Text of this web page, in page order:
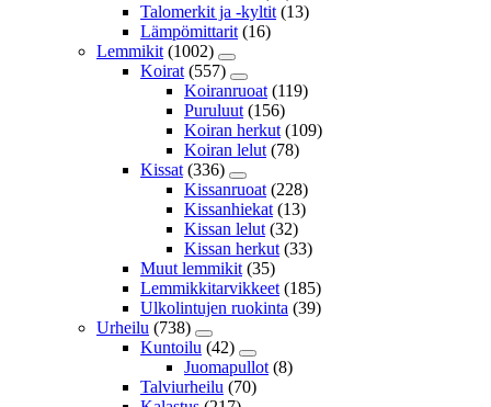
Talomerkit ja -kyltit (13)
Lämpömittarit (16)
Lemmikit (1002)
Koirat (557)
Koiranruoat (119)
Puruluut (156)
Koiran herkut (109)
Koiran lelut (78)
Kissat (336)
Kissanruoat (228)
Kissanhiekat (13)
Kissan lelut (32)
Kissan herkut (33)
Muut lemmikit (35)
Lemmikkitarvikkeet (185)
Ulkolintujen ruokinta (39)
Urheilu (738)
Kuntoilu (42)
Juomapullot (8)
Talviurheilu (70)